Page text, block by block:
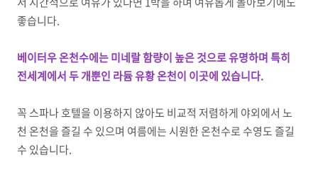
좋습니다.
베이터우 온천수에는 미네랄 함량이 높은 것으로 유명하며 특히
전세계에서 두 개뿐인 라듐 유황 온천이 이곳에 있습니다.
꼭 스파나 호텔을 이용하지 않아도 비교적 저렴하게 야외에서 노
천 온천을 즐길 수 있으며 여름에는 시원한 온천수로 수영도 즐길
수 있습니다.